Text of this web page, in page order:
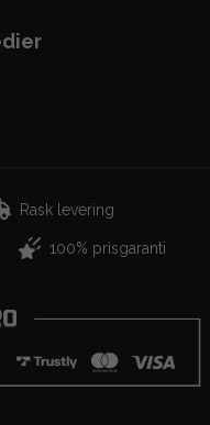
Rask levering
100% prisgaranti